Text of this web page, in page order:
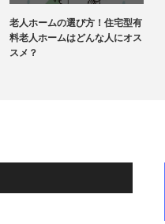
老人ホームの選び方！住宅型有
料老人ホームはどんな人にオス
スメ？